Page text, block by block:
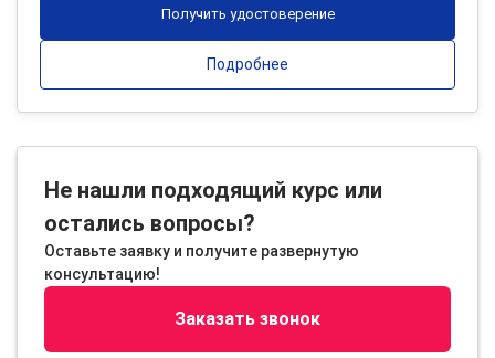
Получить удостоверение
Подробнее
Не нашли подходящий курс или
остались вопросы?
Оставьте заявку и получите развернутую
консультацию!
Заказать звонок